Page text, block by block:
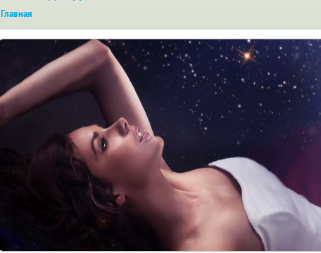
Главная